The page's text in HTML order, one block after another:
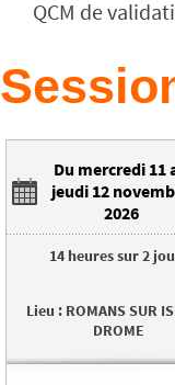
QCM de
Du mercredi 11
jeudi 12
2026
14 heuressur2
Lieu : ROMANS SUR
DROME